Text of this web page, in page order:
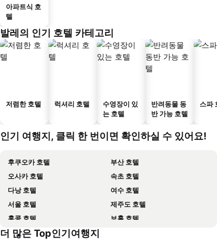
아파트식 호
텔
발레의 인기 호텔 카테고리
저렴한 호텔 럭셔리 호텔
수영장이 있
는 호텔
반려동물 동
반 가능 호텔
스파
인기 여행지, 클릭 한 번이면 확인하실 수 있어요!
후쿠오카 호텔
부산 호텔
오사카 호텔
속초 호텔
다낭 호텔
여수 호텔
서울 호텔
제주도 호텔
홍콩 호텔
보홀 호텔
강원도 호텔
더 많은 Top인기여행지